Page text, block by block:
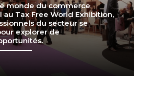
monde du commerce
au Tax Free World Exhibition,
du secteur se
explorer de